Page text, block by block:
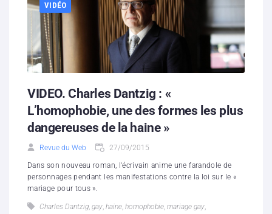
Partenaires
Contacts
VIDÉO
VIDEO. Charles Dantzig : «
L’homophobie, une des formes les plus
dangereuses de la haine »
Revue du Web 27/09/2015
Dans son nouveau roman, l'écrivain anime une farandole de
personnages pendant les manifestations contre la loi sur le «
mariage pour tous ».
Charles Dantzig, gay, haine, homophobie, mariage gay,